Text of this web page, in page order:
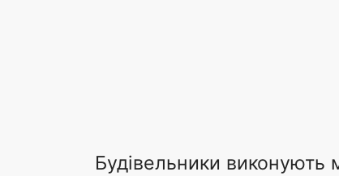
Будівельники виконують